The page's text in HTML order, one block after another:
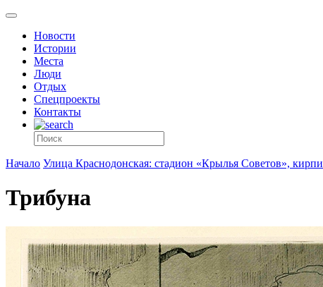
Новости
Истории
Места
Люди
Отдых
Спецпроекты
Контакты
Начало Улица Краснодонская: стадион «Крылья Советов»,
Трибуна